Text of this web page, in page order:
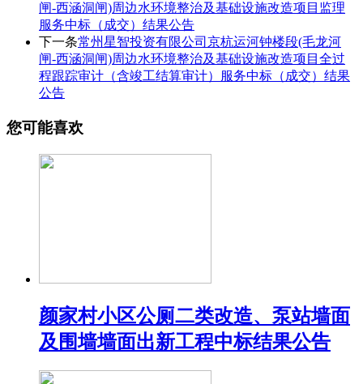
闸-西涵洞闸)周边水环境整治及基础设施改造项目监理
服务中标（成交）结果公告
下一条常州星智投资有限公司京杭运河钟楼段(毛龙河
闸-西涵洞闸)周边水环境整治及基础设施改造项目全过
程跟踪审计（含竣工结算审计）服务中标（成交）结果
公告
您可能喜欢
颜家村小区公厕二类改造、泵站墙面
及围墙墙面出新工程中标结果公告